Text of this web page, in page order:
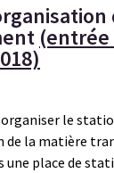
le
de la matière
une place de